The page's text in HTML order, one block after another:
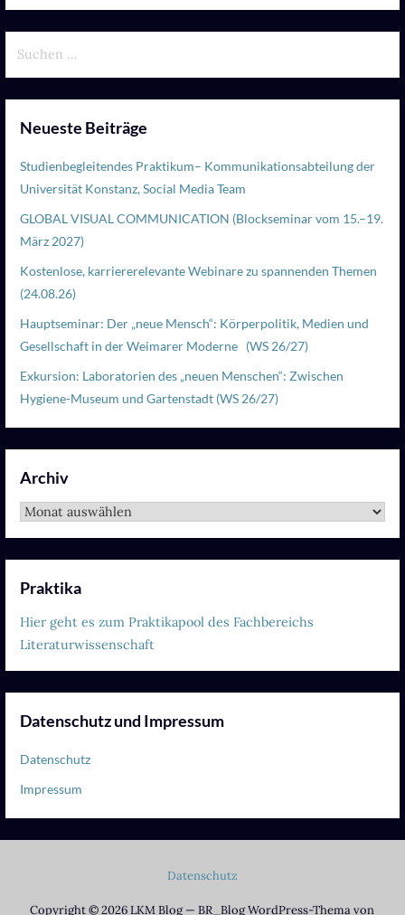
Neueste Beiträge
Studienbegleitendes Praktikum– Kommunikationsabteilung der
Universität Konstanz, Social Media Team
GLOBAL VISUAL COMMUNICATION (Blockseminar vom 15.–19.
März 2027)
Kostenlose, karriererelevante Webinare zu spannenden Themen
(24.08.26)
Hauptseminar: Der „neue Mensch“: Körperpolitik, Medien und
Gesellschaft in der Weimarer Moderne (WS 26/27)
Exkursion: Laboratorien des „neuen Menschen“: Zwischen
Hygiene-Museum und Gartenstadt (WS 26/27)
Archiv
Archiv
Praktika
Hier geht es zum Praktikapool des Fachbereichs
Literaturwissenschaft
Datenschutz und Impressum
Datenschutz
Impressum
Datenschutz
Copyright © 2026 LKM Blog — BR_Blog WordPress-Thema von